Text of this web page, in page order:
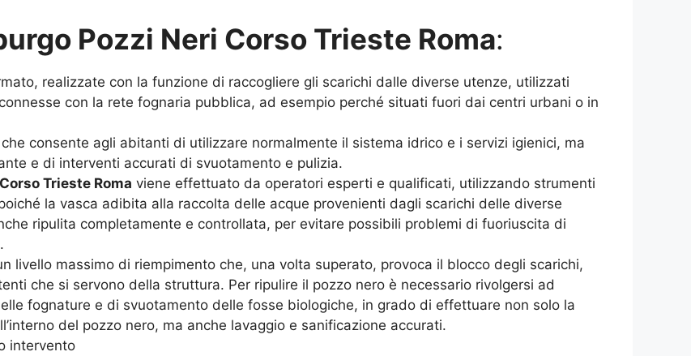
Pozzi Neri Corso Trieste Roma:
realizzate con la funzione di raccogliere gli scarichi dalle diverse utenze, utilizzati
con la rete fognaria pubblica, ad esempio perché situati fuori dai centri urbani o in
consente agli abitanti di utilizzare normalmente il sistema idrico e i servizi igienici, ma
e di interventi accurati di svuotamento e pulizia.
Trieste Roma viene effettuato da operatori esperti e qualificati, utilizzando strumenti
la vasca adibita alla raccolta delle acque provenienti dagli scarichi delle diverse
ripulita completamente e controllata, per evitare possibili problemi di fuoriuscita di
livello massimo di riempimento che, una volta superato, provoca il blocco degli scarichi,
che si servono della struttura. Per ripulire il pozzo nero è necessario rivolgersi ad
fognature e di svuotamento delle fosse biologiche, in grado di effettuare non solo la
del pozzo nero, ma anche lavaggio e sanificazione accurati.
intervento